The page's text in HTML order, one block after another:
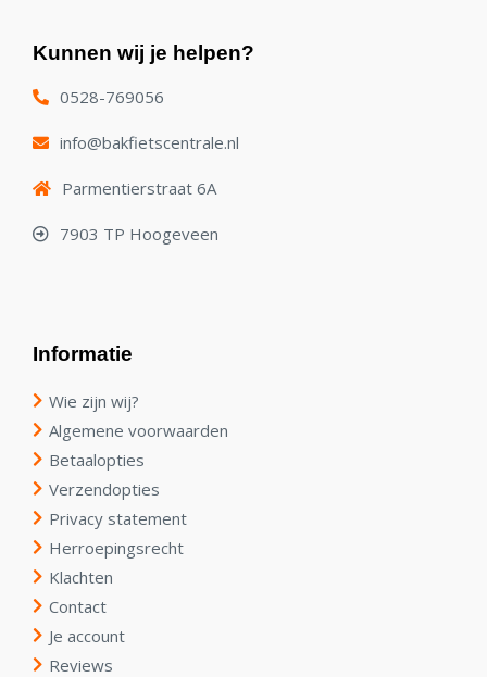
Kunnen wij je helpen?
0528-769056
info@bakfietscentrale.nl
Parmentierstraat 6A
7903 TP Hoogeveen
Informatie
Wie zijn wij?
Algemene voorwaarden
Betaalopties
Verzendopties
Privacy statement
Herroepingsrecht
Klachten
Contact
Je account
Reviews